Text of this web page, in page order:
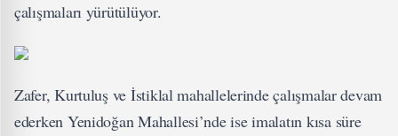
çalışmaları yürütülüyor.
Zafer, Kurtuluş ve İstiklal mahallelerinde çalışmalar devam
ederken Yenidoğan Mahallesi’nde ise imalatın kısa süre